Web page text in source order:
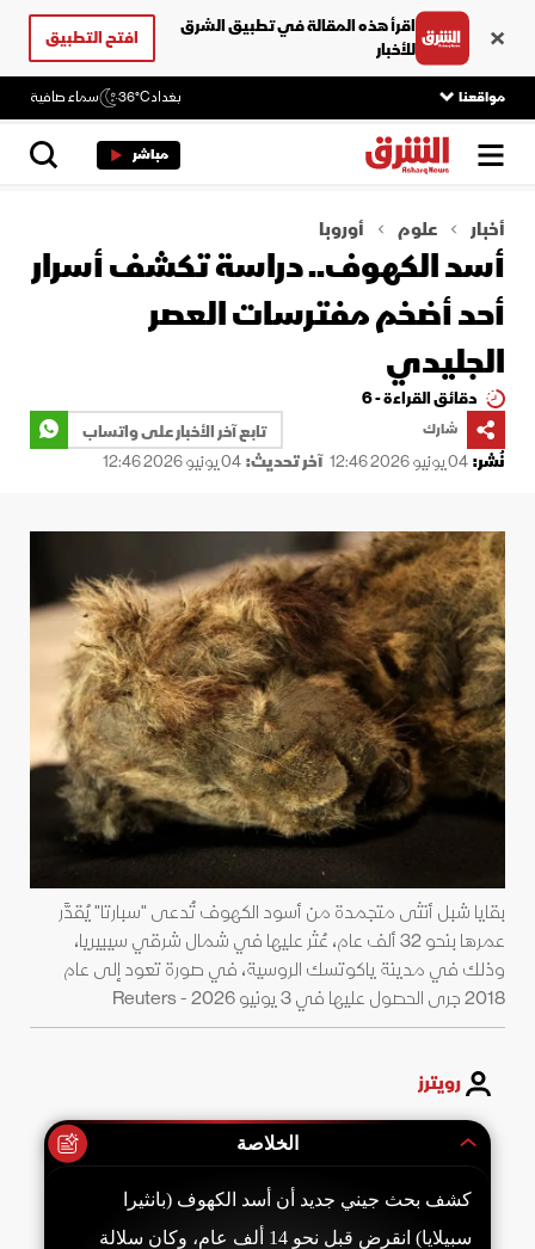
اقرأ هذه المقالة في تطبيق الشرق
للأخبار
افتح التطبيق
مواقعنا بغداد36°C سماء صافية
مباشر
أخبار علوم أوروبا
أسد الكهوف.. دراسة تكشف أسرار
أحد أضخم مفترسات العصر
الجليدي
دقائق القراءة - 6
شارك
تابع آخر الأخبار على واتساب
نُشر:04 يونيو 2026 12:46 آخر تحديث:04 يونيو 2026 12:46
بقايا شبل أنثى متجمدة من أسود الكهوف تُدعى "سبارتا" يُقدَّر
عمرها بنحو 32 ألف عام، عُثر عليها في شمال شرقي سيبيريا،
وذلك في مدينة ياكوتسك الروسية، في صورة تعود إلى عام
2018 جرى الحصول عليها في 3 يونيو 2026 - Reuters
رويترز
الخلاصة
كشف بحث جيني جديد أن أسد الكهوف (بانثيرا
سبيلايا) انقرض قبل نحو 14 ألف عام، وكان سلالة